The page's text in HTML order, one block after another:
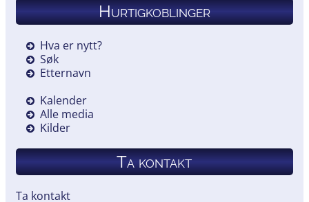
Hurtigkoblinger
Hva er nytt?
Søk
Etternavn
Kalender
Alle media
Kilder
Ta kontakt
Ta kontakt